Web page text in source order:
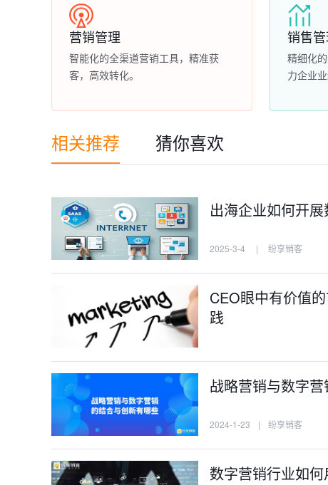
营销管理
智能化的全渠道营销工具，精准获
客，高效转化。
销售管
精细化
力企业业
相关推荐 猜你喜欢
出海企业如何开
2025-3-4 | 纷享销客
CEO眼中有价值
践
战略营销与数字营
2024-1-23 | 纷享销客
数字营销行业如